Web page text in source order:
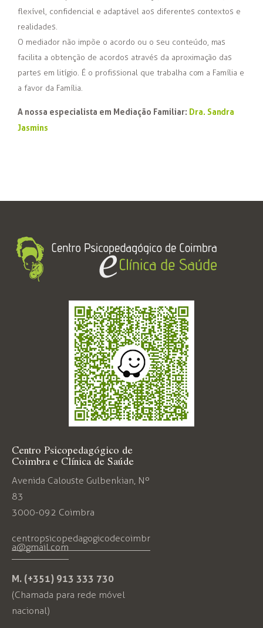
flexível, confidencial e adaptável aos diferentes contextos e
realidades.
O mediador não impõe o acordo ou o seu conteúdo, mas
facilita a obtenção de acordos através da aproximação das
partes em litígio. É o profissional que trabalha com a Família e
a favor da Família.
A nossa especialista em Mediação Familiar: Dra. Sandra
Jasmins
Centro Psicopedagógico de
Coimbra e Clínica de Saúde
Avenida Calouste Gulbenkian, Nº
83
3000-092 Coimbra
centropsicopedagogicodecoimbr
a@gmail.com
M. (+351) 913 333 730
(Chamada para rede móvel
nacional)